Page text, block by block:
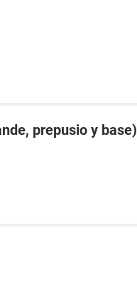
prepusio y base)